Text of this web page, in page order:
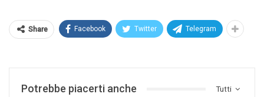
Share Facebook Twitter Telegram
Tutti
Potrebbe piacerti anche